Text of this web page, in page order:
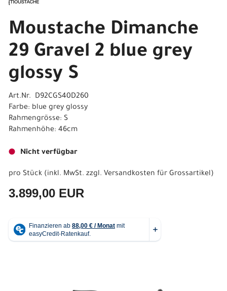
Moustache Dimanche
29 Gravel 2 blue grey
glossy S
Art.Nr. D92CGS40D260
Farbe: blue grey glossy
Rahmengrösse: S
Rahmenhöhe: 46cm
Nicht verfügbar
pro Stück (inkl. MwSt. zzgl. Versandkosten für Grossartikel)
3.899,00 EUR